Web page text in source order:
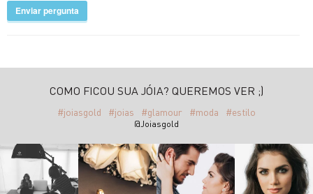
Enviar pergunta
COMO FICOU SUA JÓIA? QUEREMOS VER ;)
#joiasgold #joias #glamour #moda #estilo
@Joiasgold